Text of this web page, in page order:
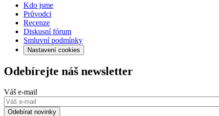
Kdo jsme
Průvodci
Recenze
Diskusní fórum
Smluvní podmínky
Nastavení cookies
Odebírejte náš newsletter
Váš e-mail
Odebírat novinky